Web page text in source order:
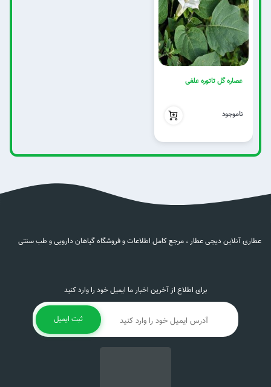
عصاره گل تاتوره علفی
ناموجود
برای اطلاع از آخرین اخبار ما ایمیل خود را وارد کنید
ثبت ایمیل
عطاری آنلاین دیجی عطار ، مرجع کامل اطلاعات و فروشگاه گیاهان دارویی و طب سنتی